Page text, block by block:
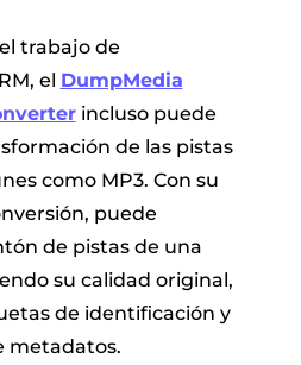
trabajo de
el DumpMedia
incluso puede
de las pistas
como MP3. Con su
puede
de pistas de una
su calidad original,
de identificación y
metadatos.